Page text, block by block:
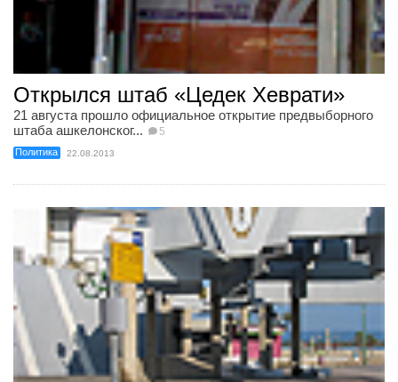
Открылся штаб «Цедек Хеврати»
21 августа прошло официальное открытие предвыборного
штаба ашкелонског...
5
Политика 22.08.2013